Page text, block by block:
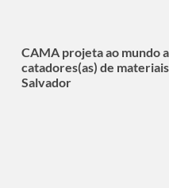
CAMA projeta ao mundo
catadores(as) de
Salvador